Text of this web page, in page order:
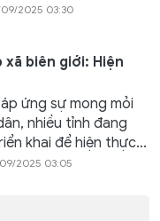
2025 03:30
biên giới: Hiện
ứng sự mong mỏi
nhiều tỉnh đang
khai để hiện thực...
2025 03:05